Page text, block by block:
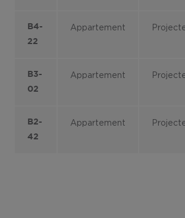
B4-
22
Appartement
B3-
02
Appartement
B2-
42
Appartement